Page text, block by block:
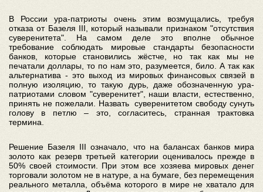
В России ура-патриоты очень этим возмущались, требуя
отказа от Базеля III, который называли признаком "отсутствия
суверенитета". На самом деле это вполне обычное
требование соблюдать мировые стандарты безопасности
банков, которые становились жёстче, но так как мы не
печатали доллары, то по нам это, разумеется, било. А так как
альтернатива - это выход из мировых финансовых связей в
полную изоляцию, то такую дурь, даже обозначенную ура-
патриотами словом "суверенитет", наши власти, естественно,
принять не пожелали. Назвать суверенитетом свободу сунуть
голову в петлю – это, согласитесь, странная трактовка
термина.
Решение Базеля III означало, что на балансах банков мира
золото как резерв третьей категории оценивалось прежде в
50% своей стоимости. При этом все хозяева мировых денег
торговали золотом не в натуре, а на бумаге, без перемещения
реального металла, объёма которого в мире не хватало для